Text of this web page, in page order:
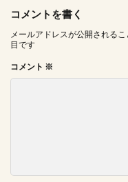
コメントを書く
メールアドレスが公開されるこ
目です
コメント ※